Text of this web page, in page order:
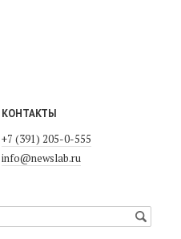
КОНТАКТЫ
+7 (391) 205-0-555
info@newslab.ru